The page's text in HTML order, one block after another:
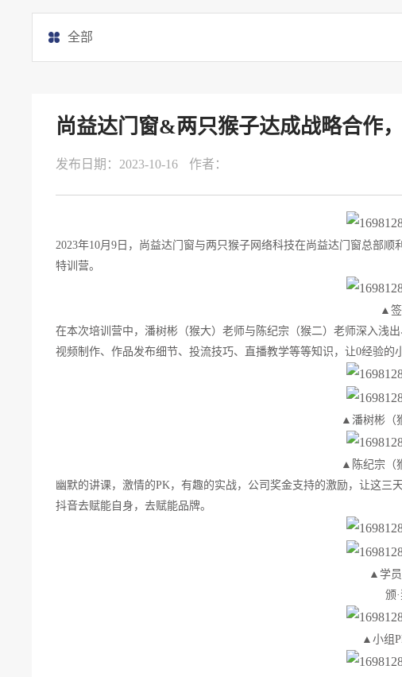
全部
尚益达门窗&两只猴子达成战略合作
发布日期：2023-10-16 作者：
2023年10月9日，尚益达门窗与两只猴子网络科技在尚益达门窗总部
特训营。
▲
在本次培训营中，潘树彬（猴大）老师与陈纪宗（猴二）老师深入浅
视频制作、作品发布细节、投流技巧、直播教学等等知识，让0经验的
▲潘树彬（
▲陈纪宗（
幽默的讲课，激情的PK，有趣的实战，公司奖金支持的激励，让这
抖音去赋能自身，去赋能品牌。
▲学
颁
▲小组